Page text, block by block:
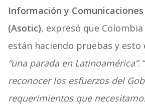
Información y
(Asotic), expresó que
están haciendo pruebas y esto
“una parada en Latinoamérica”. “
reconocer los esfuerzos del
requerimientos que